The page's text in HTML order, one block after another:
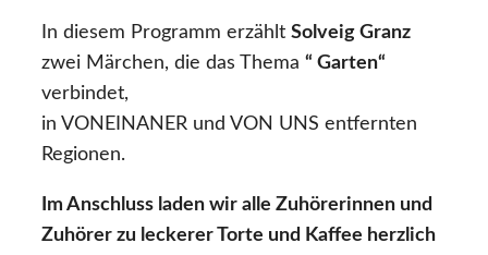
In diesem Programm erzählt Solveig Granz
zwei Märchen, die das Thema “ Garten“
verbindet,
in VONEINANER und VON UNS entfernten
Regionen.
Im Anschluss laden wir alle Zuhörerinnen und
Zuhörer zu leckerer Torte und Kaffee herzlich